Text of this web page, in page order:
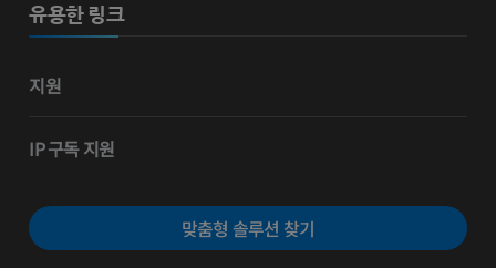
유용한 링크
지원
IP 구독 지원
맞춤형 솔루션 찾기